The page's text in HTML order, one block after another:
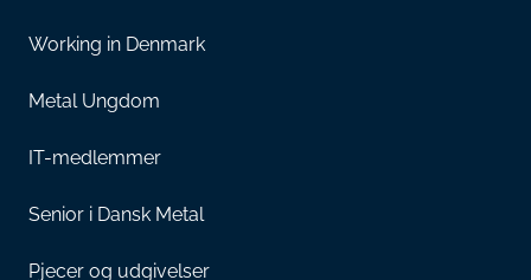
Working in Denmark
Metal Ungdom
IT-medlemmer
Senior i Dansk Metal
Pjecer og udgivelser